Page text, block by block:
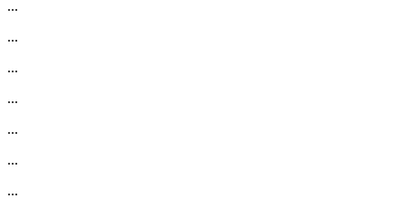
...
...
...
...
...
...
...